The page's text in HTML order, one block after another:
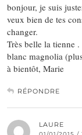
bonjour, je suis
veux bien de tes
changer.
Très belle la tienne
blanc magnolia
à bientôt, Marie
RÉPONDRE
LAURE